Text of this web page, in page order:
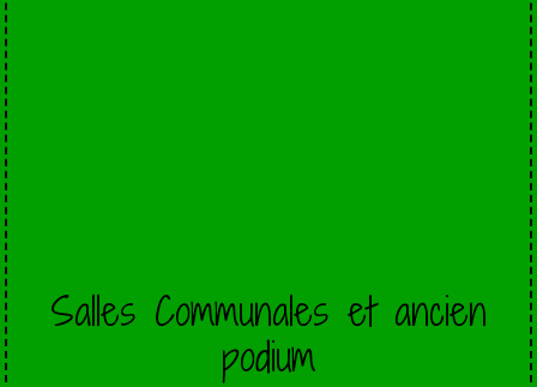
Salles Communales et ancien
podium